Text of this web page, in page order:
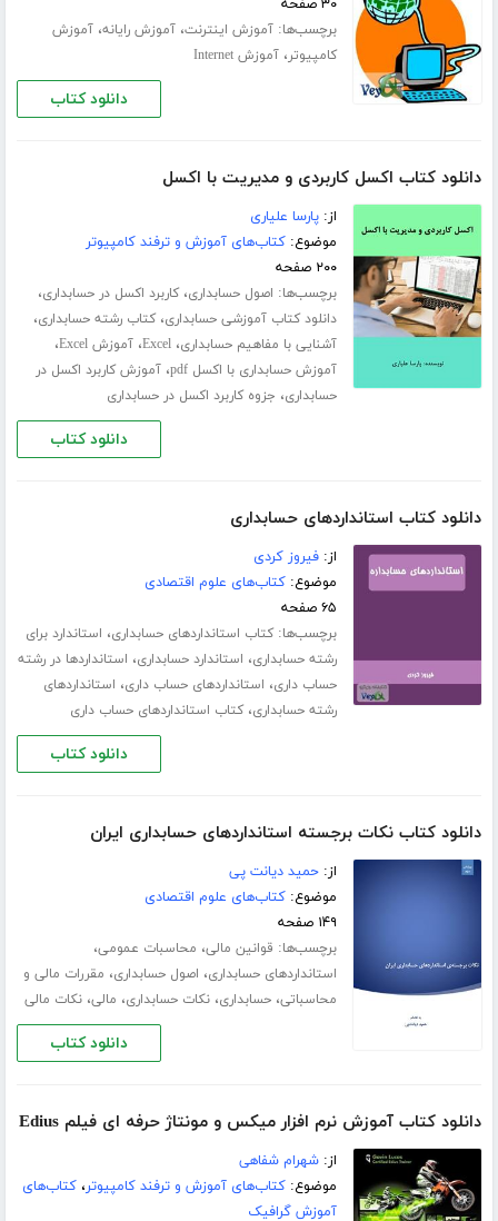
۳۰ صفحه
برچسب‌ها:آموزش اینترنت،آموزش رایانه،آموزش
کامپیوتر،آموزش Internet
دانلود کتاب
دانلود کتاب اکسل کاربردی و مدیریت با اکسل
از:پارسا علیاری
موضوع:کتاب‌های آموزش و ترفند کامپیوتر
۲۰۰ صفحه
برچسب‌ها: اصول حسابداری،کاربرد اکسل در حسابداری،
دانلود کتاب آموزشی حسابداری،کتاب رشته حسابداری،
آشنایی با مفاهیم حسابداری،Excel،آموزش Excel ،
آموزش حسابداری با اکسل pdf ،آموزش کاربرد اکسل در
حسابداری، جزوه کاربرد اکسل در حسابداری
دانلود کتاب
دانلود کتاب استانداردهای حسابداری
از:فیروز کردی
موضوع:کتاب‌های علوم اقتصادی
۶۵ صفحه
برچسب‌ها:کتاب استانداردهای حسابداری، استاندارد برای
رشته حسابداری، استاندارد حسابداری، استانداردها در رشته
حساب داری، استانداردهای حساب داری، استانداردهای
رشته حسابداری،کتاب استانداردهای حساب داری
دانلود کتاب
دانلود کتاب نکات برجسته استانداردهای حسابداری ایران
از:حمید دیانت پی
موضوع:کتاب‌های علوم اقتصادی
۱۴۹ صفحه
برچسب‌ها: قوانین مالی، محاسبات عمومی،
استانداردهای حسابداری، اصول حسابداری، مقررات مالی و
محاسباتی،حسابداری،نکات حسابداری، مالی،نکات مالی
دانلود کتاب
دانلود کتاب آموزش نرم افزار میکس و مونتاژ حرفه ای فیلم Edius
از:شهرام شفاهی
موضوع:کتاب‌های آموزش و ترفند کامپیوتر،کتاب‌های
آموزش گرافیک